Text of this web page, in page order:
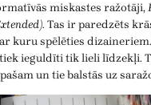
miskastes ražotāji,
. Tas ir paredzēts
kuru spēlēties
ieguldīti tik lieli līdzekļi.
un tie balstās uz